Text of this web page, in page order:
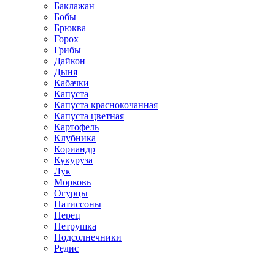
Баклажан
Бобы
Брюква
Горох
Грибы
Дайкон
Дыня
Кабачки
Капуста
Капуста краснокочанная
Капуста цветная
Картофель
Клубника
Кориандр
Кукуруза
Лук
Морковь
Огурцы
Патиссоны
Перец
Петрушка
Подсолнечники
Редис